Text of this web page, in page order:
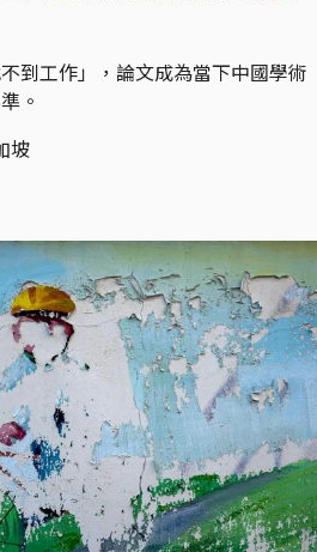
到工作」，論文成為當下中國學術
。
坡